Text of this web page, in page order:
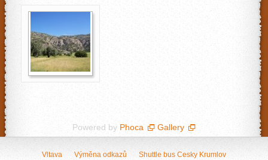
Powered by Phoca Gallery
Vltava Výměna odkazů
Shuttle bus Cesky Krumlov